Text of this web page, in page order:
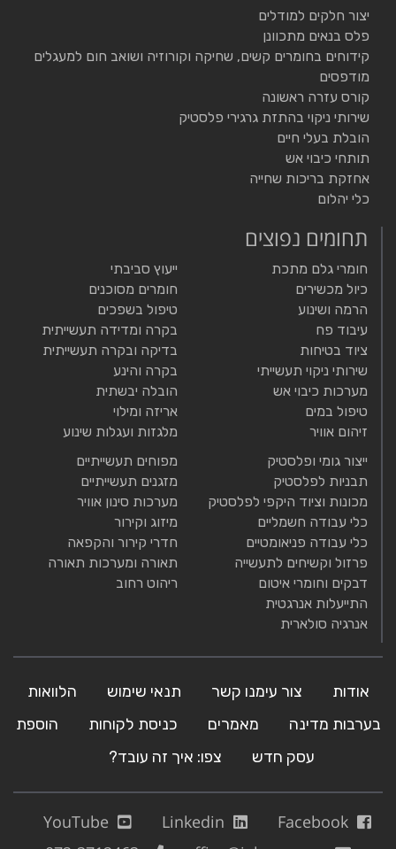
יצור חלקים למודלים
פלס בנאים מתכוונן
קידוחים בחומרים קשים, שחיקה וקורוזיה ושואב חום למעגלים
מודפסים
קורס עזרה ראשונה
שירותי ניקוי בהתזת גרגירי פלסטיק
הובלת בעלי חיים
תותחי כיבוי אש
אחזקת בריכות שחייה
כלי יהלום
תחומים נפוצים
חומרי גלם מתכת
כיול מכשירים
הרמה ושינוע
עיבוד פח
ציוד בטיחות
שירותי ניקוי תעשייתי
מערכות כיבוי אש
טיפול במים
זיהום אוויר
ייעוץ סביבתי
חומרים מסוכנים
טיפול בשפכים
בקרה ומדידה תעשייתית
בדיקה ובקרה תעשייתית
בקרה והינע
הובלה יבשתית
אריזה ומילוי
מלגזות ועגלות שינוע
ייצור גומי ופלסטיק
תבניות לפלסטיק
מכונות וציוד היקפי לפלסטיק
כלי עבודה חשמליים
כלי עבודה פניאומטיים
פרזול וקשיחים לתעשייה
דבקים וחומרי איטום
התייעלות אנרגטית
אנרגיה סולארית
מפוחים תעשייתיים
מזגנים תעשייתיים
מערכות סינון אוויר
מיזוג וקירור
חדרי קירור והקפאה
תאורה ומערכות תאורה
ריהוט רחוב
אודות צור עימנו קשר תנאי שימוש
הלוואות
בערבות מדינה
מאמרים כניסת לקוחות
הוספת
עסק חדש
צפו: איך זה עובד?
Facebook